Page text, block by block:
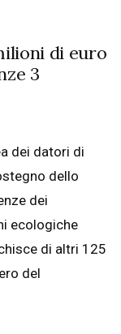
di euro
3
dei datori di
dello
dei
ecologiche
di altri 125
del